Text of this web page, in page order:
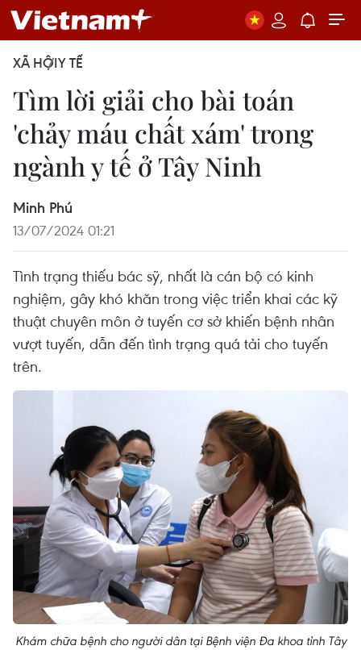
XÃ HỘIY TẾ
Tìm lời giải cho bài toán
'chảy máu chất xám' trong
ngành y tế ở Tây Ninh
Minh Phú
13/07/2024 01:21
Tình trạng thiếu bác sỹ, nhất là cán bộ có kinh
nghiệm, gây khó khăn trong việc triển khai các kỹ
thuật chuyên môn ở tuyến cơ sở khiến bệnh nhân
vượt tuyến, dẫn đến tình trạng quá tải cho tuyến
trên.
Khám chữa bệnh cho người dân tại Bệnh viện Đa khoa tỉnh Tây